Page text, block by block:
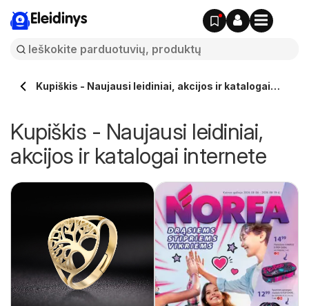
Eleidinys
Kupiškis - Naujausi leidiniai, akcijos ir katalogai
Kupiškis - Naujausi leidiniai,
akcijos ir katalogai internete